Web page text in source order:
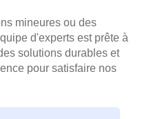
mineures ou des
d'experts est prête à
solutions durables et
pour satisfaire nos